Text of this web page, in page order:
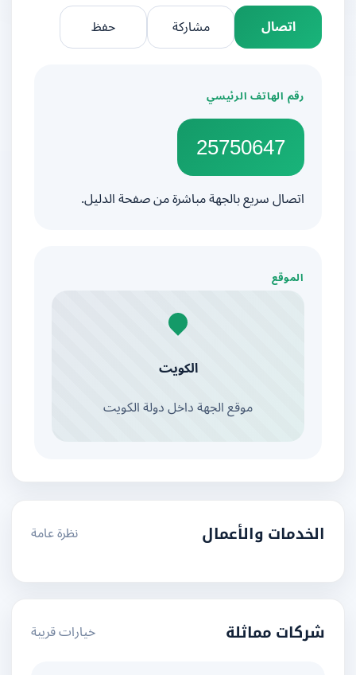
اتصال
مشاركة
رقم الهاتف الرئيسي
25750647
اتصال سريع بالجهة مباشرة من صفحة الدليل.
الموقع
الكويت
موقع الجهة داخل دولة الكويت
الخدمات والأعمال نظرة عامة
شركات مماثلة خيارات قريبة